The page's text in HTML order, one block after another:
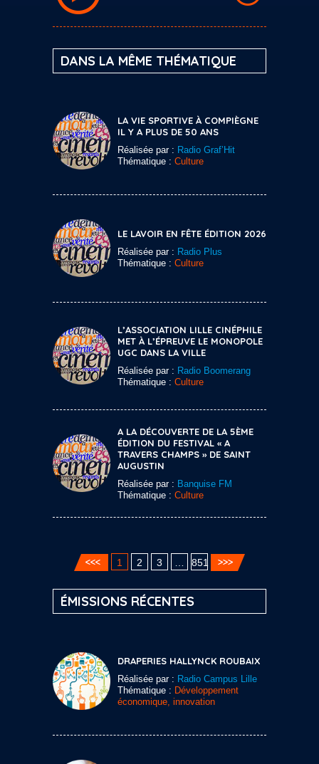
DANS LA MÊME THÉMATIQUE
LA VIE SPORTIVE À COMPIÈGNE
IL Y A PLUS DE 50 ANS
Réalisée par : Radio Graf’Hit
Thématique : Culture
LE LAVOIR EN FÊTE ÉDITION 2026
Réalisée par : Radio Plus
Thématique : Culture
L’ASSOCIATION LILLE CINÉPHILE
MET À L’ÉPREUVE LE MONOPOLE
UGC DANS LA VILLE
Réalisée par : Radio Boomerang
Thématique : Culture
A LA DÉCOUVERTE DE LA 5ÈME
ÉDITION DU FESTIVAL « A
TRAVERS CHAMPS » DE SAINT
AUGUSTIN
Réalisée par : Banquise FM
Thématique : Culture
1 2 3 851
ÉMISSIONS RÉCENTES
DRAPERIES HALLYNCK ROUBAIX
Réalisée par : Radio Campus Lille
Thématique : Développement
économique, innovation